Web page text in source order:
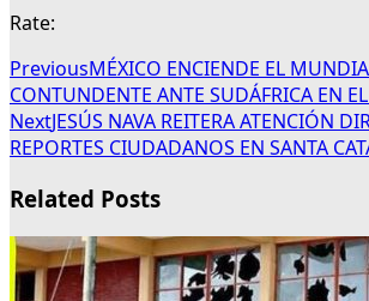
Rate:
PreviousMÉXICO ENCIENDE EL
CONTUNDENTE ANTE SUDÁFRICA EN
NextJESÚS NAVA REITERA ATENCIÓN
REPORTES CIUDADANOS EN SANTA
Related Posts